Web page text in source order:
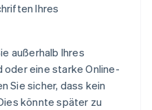
Ihres
außerhalb Ihres
eine starke Online-
Sie sicher, dass kein
könnte später zu